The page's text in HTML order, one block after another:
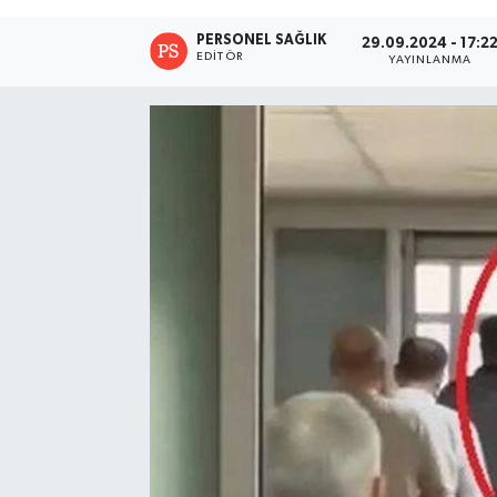
PERSONEL SAĞLIK
EDITÖR
29.09.2024 -
YAYINLANMA